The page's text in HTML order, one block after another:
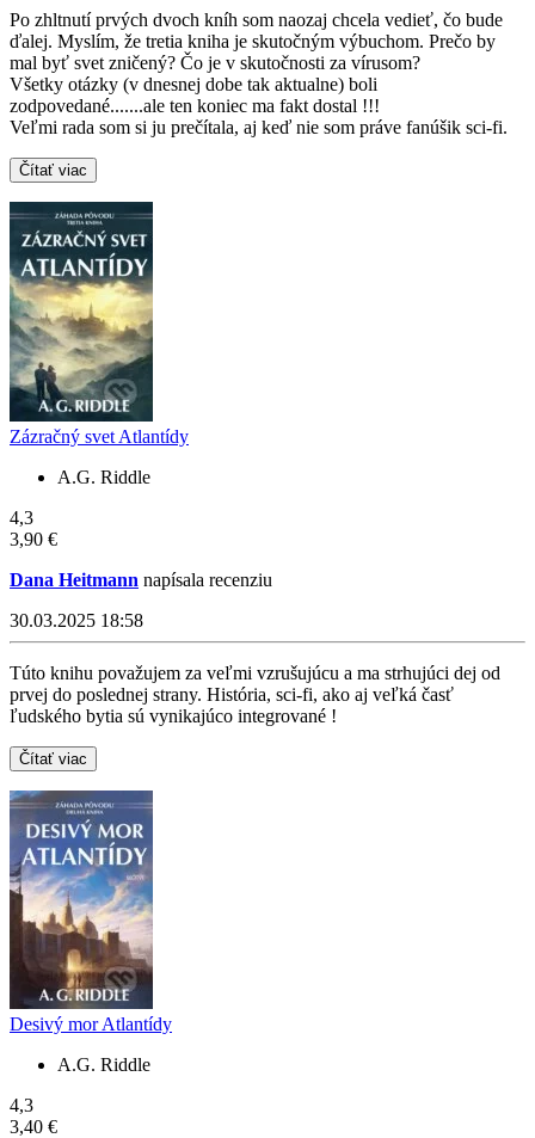
Po zhltnutí prvých dvoch kníh som naozaj chcela vedieť, čo bude
ďalej. Myslím, že tretia kniha je skutočným výbuchom. Prečo by
mal byť svet zničený? Čo je v skutočnosti za vírusom?
Všetky otázky (v dnesnej dobe tak aktualne) boli
zodpovedané.......ale ten koniec ma fakt dostal !!!
Veľmi rada som si ju prečítala, aj keď nie som práve fanúšik sci-fi.
Čítať viac
Zázračný svet Atlantídy
A.G. Riddle
4,3
3,90 €
Dana Heitmann napísala recenziu
30.03.2025 18:58
Túto knihu považujem za veľmi vzrušujúcu a ma strhujúci dej od
prvej do poslednej strany. História, sci-fi, ako aj veľká časť
ľudského bytia sú vynikajúco integrované !
Čítať viac
Desivý mor Atlantídy
A.G. Riddle
4,3
3,40 €